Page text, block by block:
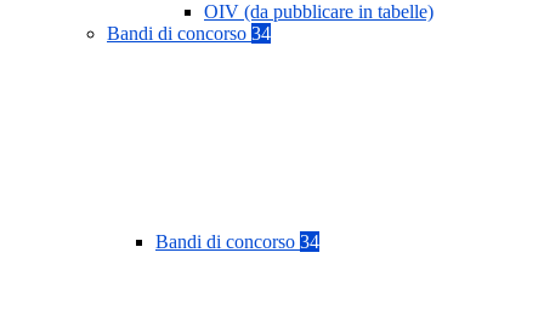
OIV (da pubblicare in tabelle)
Bandi di concorso 34
Bandi di concorso 34